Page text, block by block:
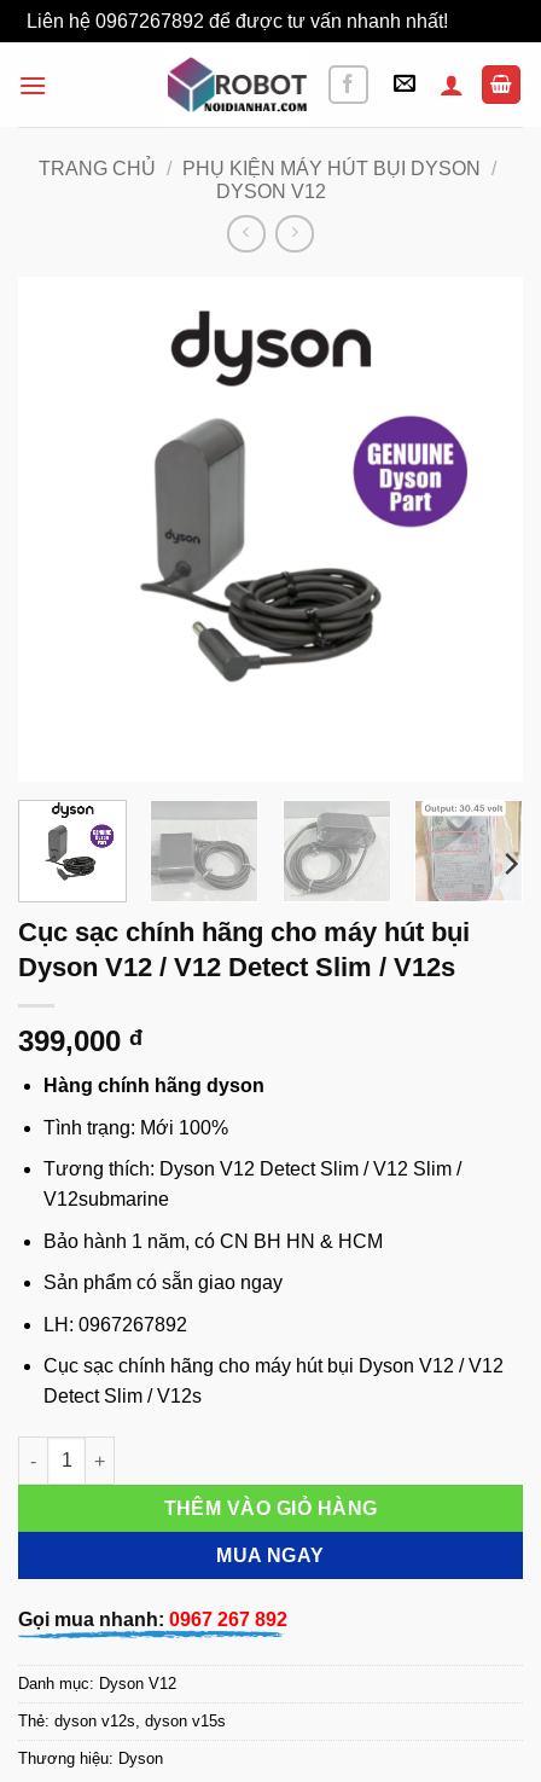
Liên hệ 0967267892 để được tư vấn nhanh nhất!
qua
TRANG CHỦ
/ PHỤ KIỆN MÁY HÚT BỤI DYSON
/
DYSON V12
Cục sạc chính hãng cho máy hút bụi
Dyson V12 / V12 Detect Slim / V12s
399,000 đ
Hàng chính hãng dyson
Tình trạng: Mới 100%
Tương thích: Dyson V12 Detect Slim / V12 Slim /
V12submarine
Bảo hành 1 năm, có CN BH HN & HCM
Sản phẩm có sẵn giao ngay
LH: 0967267892
Cục sạc chính hãng cho máy hút bụi Dyson V12 / V12
Detect Slim / V12s
Cục sạc chính hãng cho máy hút bụi Dyson V12 / V12 Detect
THÊM VÀO GIỎ HÀNG
MUA NGAY
Gọi mua nhanh: 0967 267 892
Danh mục: Dyson V12
Thẻ: dyson v12s, dyson v15s
Thương hiệu: Dyson